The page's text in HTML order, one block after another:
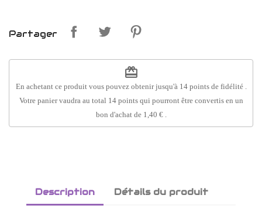
Partager
redeem
En achetant ce produit vous pouvez obtenir jusqu'à 14points de fidélité.
Votre panier vaudra au total 14pointsqui pourront être convertis en un
bon d'achat de 1,40 €.
Description Détails du produit